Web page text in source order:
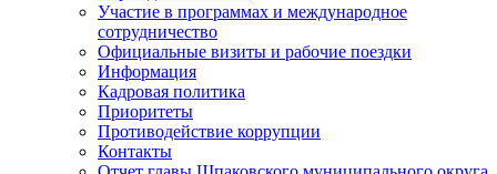
Участие в программах и международное
сотрудничество
Официальные визиты и рабочие поездки
Информация
Кадровая политика
Приоритеты
Противодействие коррупции
Контакты